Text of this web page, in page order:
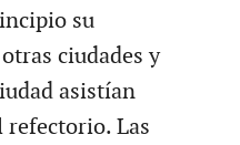
su
ciudades y
asistían
refectorio. Las